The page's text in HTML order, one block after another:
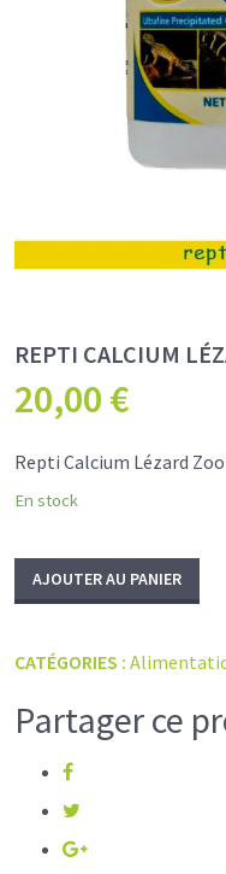
REPTI CALCIUM
20,00 €
Repti Calcium Lézard Zoo
En stock
AJOUTER AU PANIER
CATÉGORIES :
Partager ce